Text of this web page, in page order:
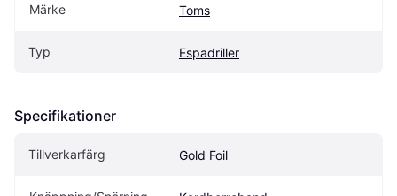
Märke Toms
Typ Espadriller
Specifikationer
Tillverkarfärg Gold Foil